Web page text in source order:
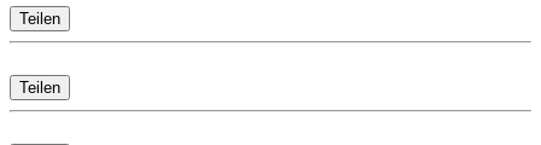
Teilen
Teilen